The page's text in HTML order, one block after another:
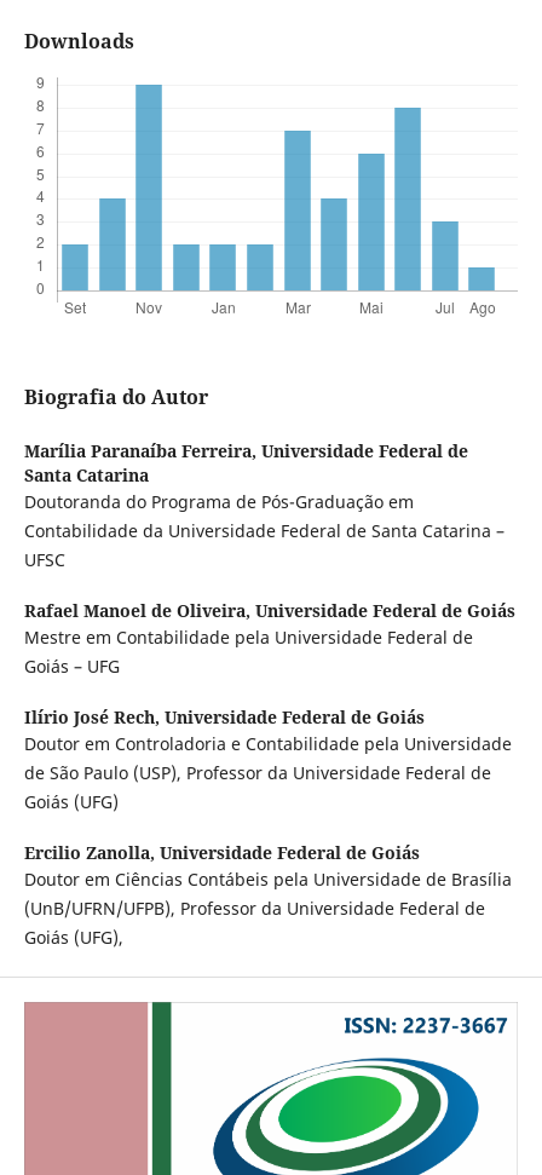
Downloads
Biografia do Autor
Marília Paranaíba Ferreira, Universidade Federal de
Santa Catarina
Doutoranda do Programa de Pós-Graduação em
Contabilidade da Universidade Federal de Santa Catarina –
UFSC
Rafael Manoel de Oliveira, Universidade Federal de Goiás
Mestre em Contabilidade pela Universidade Federal de
Goiás – UFG
Ilírio José Rech, Universidade Federal de Goiás
Doutor em Controladoria e Contabilidade pela Universidade
de São Paulo (USP), Professor da Universidade Federal de
Goiás (UFG)
Ercilio Zanolla, Universidade Federal de Goiás
Doutor em Ciências Contábeis pela Universidade de Brasília
(UnB/UFRN/UFPB), Professor da Universidade Federal de
Goiás (UFG),